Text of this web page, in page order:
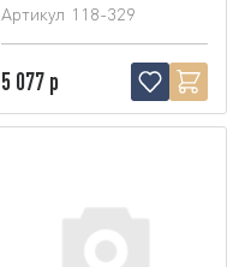
Артикул 118-329
5 077 р